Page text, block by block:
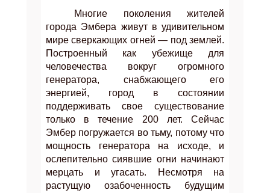
Многие поколения жителей
города Эмбера живут в удивительном
мире сверкающих огней — под землей.
Построенный как убежище для
человечества вокруг огромного
генератора, снабжающего его
энергией, город в состоянии
поддерживать свое существование
только в течение 200 лет. Сейчас
Эмбер погружается во тьму, потому что
мощность генератора на исходе, и
ослепительно сиявшие огни начинают
мерцать и угасать.
Несмотря на
растущую озабоченность будущим